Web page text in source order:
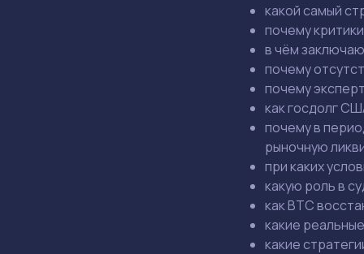
какой самый
почемукритики
вчём
почему
почему
какгосдолг
почемув
рыночную
прикаких
какую рольв
какBTC
какие реальные
какие